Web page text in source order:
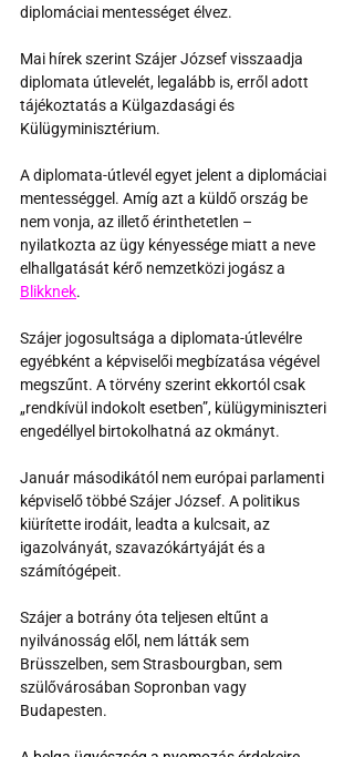
diplomáciai mentességet élvez.
Mai hírek szerint Szájer József visszaadja
diplomata útlevelét, legalább is, erről adott
tájékoztatás a Külgazdasági és
Külügyminisztérium.
A diplomata-útlevél egyet jelent a diplomáciai
mentességgel. Amíg azt a küldő ország be
nem vonja, az illető érinthetetlen –
nyilatkozta az ügy kényessége miatt a neve
elhallgatását kérő nemzetközi jogász a
Blikknek.
Szájer jogosultsága a diplomata-útlevélre
egyébként a képviselői megbízatása végével
megszűnt. A törvény szerint ekkortól csak
„rendkívül indokolt esetben”, külügyminiszteri
engedéllyel birtokolhatná az okmányt.
Január másodikától nem európai parlamenti
képviselő többé Szájer József. A politikus
kiürítette irodáit, leadta a kulcsait, az
igazolványát, szavazókártyáját és a
számítógépeit.
Szájer a botrány óta teljesen eltűnt a
nyilvánosság elől, nem látták sem
Brüsszelben, sem Strasbourgban, sem
szülővárosában Sopronban vagy
Budapesten.